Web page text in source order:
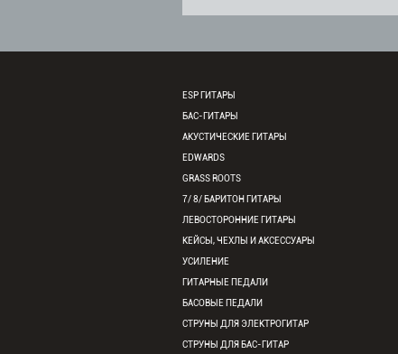
ESP ГИТАРЫ
БАС-ГИТАРЫ
АКУСТИЧЕСКИЕ ГИТАРЫ
EDWARDS
GRASS ROOTS
7/ 8/ БАРИТОН ГИТАРЫ
ЛЕВОСТОРОННИЕ ГИТАРЫ
КЕЙСЫ, ЧЕХЛЫ И АКСЕССУАРЫ
УСИЛЕНИЕ
ГИТАРНЫЕ ПЕДАЛИ
БАСОВЫЕ ПЕДАЛИ
СТРУНЫ ДЛЯ ЭЛЕКТРОГИТАР
СТРУНЫ ДЛЯ БАС-ГИТАР